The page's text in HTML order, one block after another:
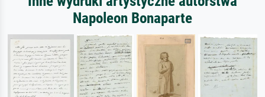
Napoleon Bonaparte